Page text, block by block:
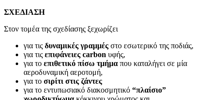
ΣΧΕΔΙΑΣΗ
Στον τομέα της σχεδίασης ξεχωρίζει
για τις δυναμικές γραμμές στο εσωτερικό της ποδιάς,
για τις επιφάνειες carbon υφής,
για το επιθετικό πίσω τμήμα που καταλήγει σε μία
αεροδυναμική αεροτομή,
για το σιρίτι στις ζάντες
για το εντυπωσιακό διακοσμητικό “πλαίσιο”